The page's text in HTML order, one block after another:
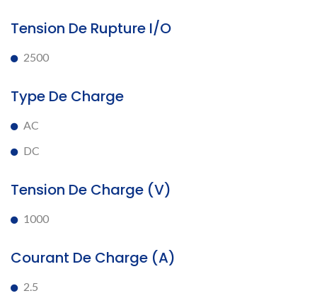
Tension De Rupture I/O
2500
Type De Charge
AC
DC
Tension De Charge (V)
1000
Courant De Charge (A)
2.5